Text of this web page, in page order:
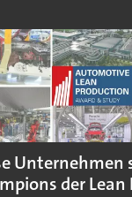
Unternehmen
der